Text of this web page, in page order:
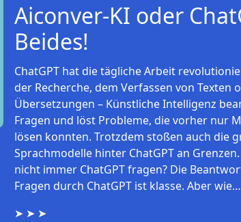
Aiconver-KI oder
Beides!
ChatGPT hat die tägliche Arbeit
der Recherche, dem Verfassen von Texten
Übersetzungen – Künstliche Intelligenz
Fragen und löst Probleme, die vorher nur
lösen konnten. Trotzdem stoßen auch die
Sprachmodelle hinter ChatGPT an
nicht immer ChatGPT fragen? Die
Fragen durch ChatGPT ist klasse. Aber wie…